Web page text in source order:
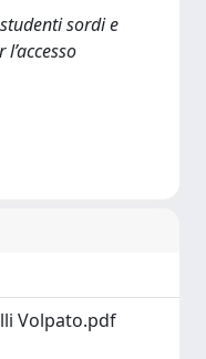
sordi e
Volpato.pdf